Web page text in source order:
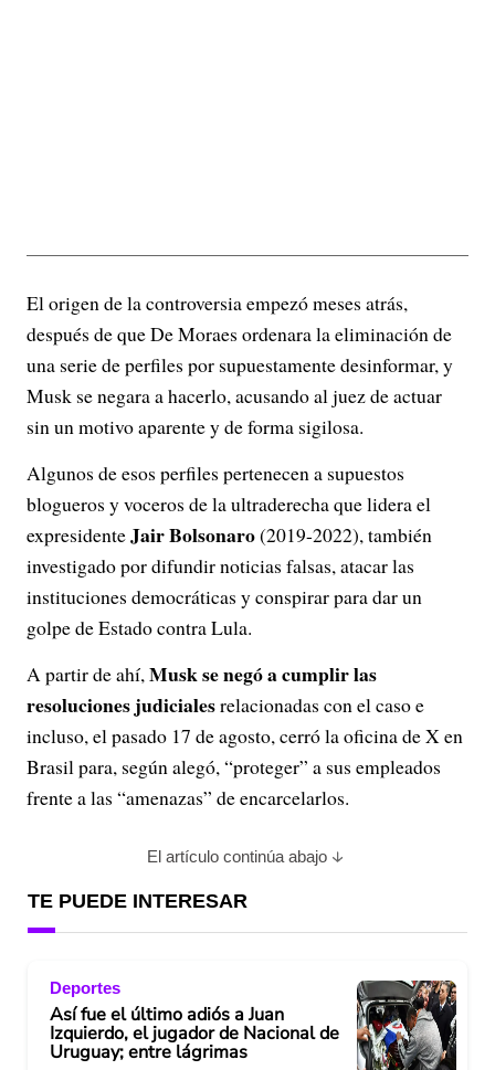
El origen de la controversia empezó meses atrás,
después de que De Moraes ordenara la eliminación de
una serie de perfiles por supuestamente desinformar, y
Musk se negara a hacerlo, acusando al juez de actuar
sin un motivo aparente y de forma sigilosa.
Algunos de esos perfiles pertenecen a supuestos
blogueros y voceros de la ultraderecha que lidera el
expresidenteJair Bolsonaro(2019-2022), también
investigado por difundir noticias falsas, atacar las
instituciones democráticas y conspirar para dar un
golpe de Estado contra Lula.
A partir de ahí,Musk se negó a cumplir las
resoluciones judicialesrelacionadas con el caso e
incluso, el pasado 17 de agosto, cerró la oficina de X en
Brasil para, según alegó, “proteger” a sus empleados
frente a las “amenazas” de encarcelarlos.
El artículo continúa abajo
TE PUEDE INTERESAR
Deportes
Así fue el último adiós a Juan
Izquierdo, el jugador de Nacional de
Uruguay; entre lágrimas